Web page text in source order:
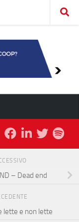
– Dead end
lette e non lette